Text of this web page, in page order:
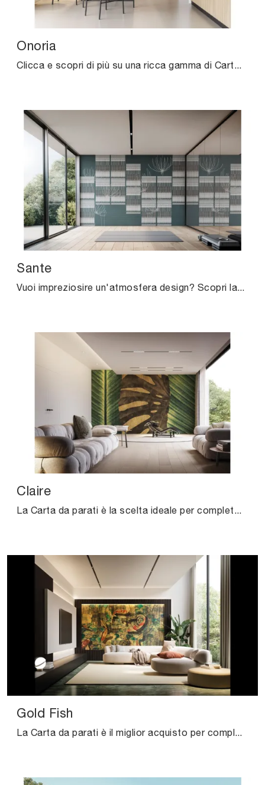
Onoria
Sante
Vuoi impreziosire un'atmosfera design? Scopri la Carta da parati vinilica di Instabilelab: il modello Sante ti attende!
Claire
La Carta da parati è la scelta ideale per completare i tuoi interni! Ultima un'ambientazione design con il modello Claire di Instabilelab.
Gold Fish
La Carta da parati è il miglior acquisto per completare i tuoi locali! Ultima un'atmosfera design con il modello Gold Fish di Instabilelab.